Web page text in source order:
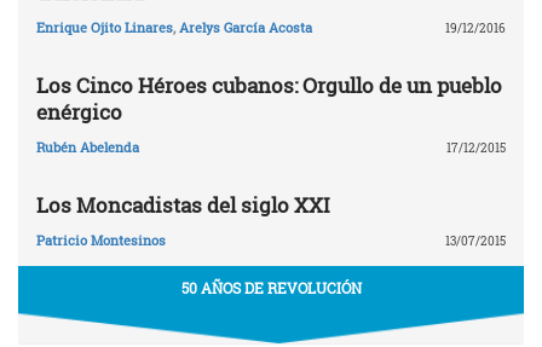
Enrique Ojito Linares, Arelys García Acosta 19/12/2016
Los Cinco Héroes cubanos: Orgullo de un pueblo
enérgico
Rubén Abelenda 17/12/2015
Los Moncadistas del siglo XXI
Patricio Montesinos 13/07/2015
50 AÑOS DE REVOLUCIÓN